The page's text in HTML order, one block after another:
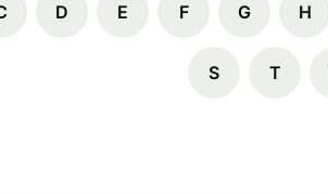
D E F G H
S T